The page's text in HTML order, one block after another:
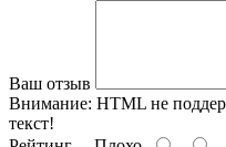
Ваш отзыв
Внимание: HTML не
текст!